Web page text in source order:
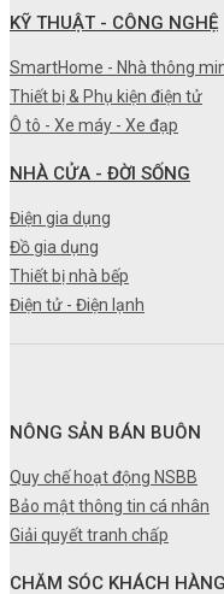
KỸ THUẬT - CÔNG NGHỆ
SmartHome - Nhà thông
Thiết bị & Phụ kiện điện tử
Ô tô - Xe máy - Xe đạp
NHÀ CỬA - ĐỜI SỐNG
Điện gia dụng
Đồ gia dụng
Thiết bị nhà bếp
Điện tử - Điện lạnh
NÔNG SẢN BÁN BUÔN
Quy chế hoạt động NSBB
Bảo mật thông tin cá nhân
Giải quyết tranh chấp
CHĂM SÓC KHÁCH HÀNG